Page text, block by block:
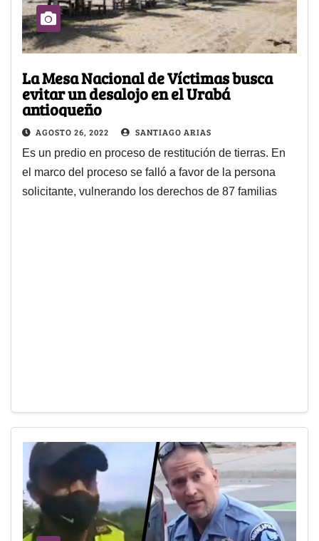
La Mesa Nacional de Víctimas busca
evitar un desalojo en el Urabá
antioqueño
AGOSTO 26, 2022 SANTIAGO ARIAS
Es un predio en proceso de restitución de tierras. En
el marco del proceso se falló a favor de la persona
solicitante, vulnerando los derechos de 87 familias